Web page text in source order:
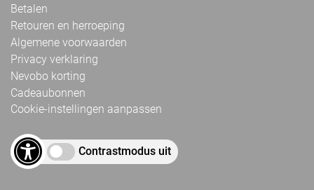
Betalen
Retouren en herroeping
Algemene voorwaarden
Privacy verklaring
Nevobo korting
Cadeaubonnen
Cookie-instellingen aanpassen
Contrastmodus uit